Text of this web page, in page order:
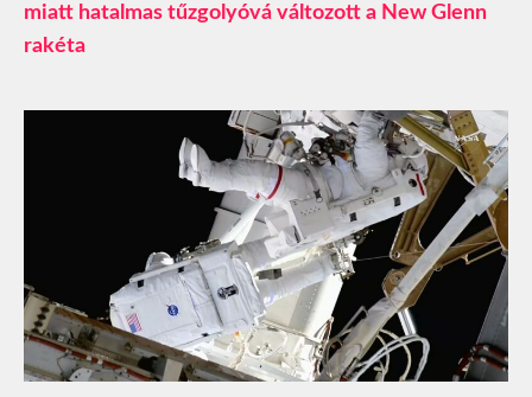
miatt hatalmas tűzgolyóvá változott a New Glenn
rakéta